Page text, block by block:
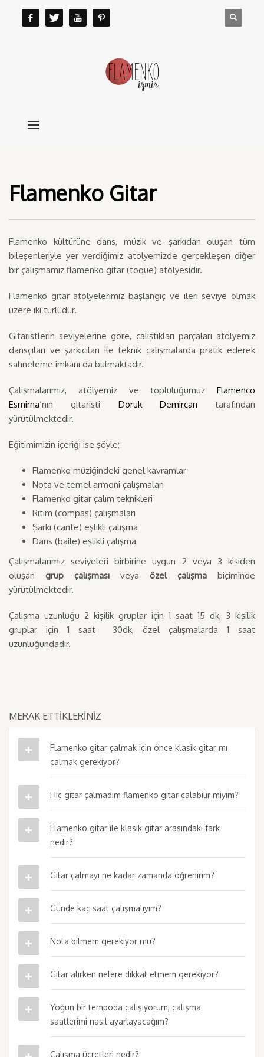
Flamenko Gitar
Flamenko kültürüne dans, müzik ve şarkıdan oluşan tüm
bileşenleriyle yer verdiğimiz atölyemizde gerçekleşen diğer
bir çalışmamız flamenko gitar (toque) atölyesidir.
Flamenko gitar atölyelerimiz başlangıç ve ileri seviye olmak
üzere iki türlüdür.
Gitaristlerin seviyelerine göre, çalıştıkları parçaları atölyemiz
dansçıları ve şarkıcıları ile teknik çalışmalarda pratik ederek
sahneleme imkanı da bulmaktadır.
Çalışmalarımız, atölyemiz ve topluluğumuz Flamenco
Esmirna‘nın gitaristi Doruk Demircan tarafından
yürütülmektedir.
Eğitimimizin içeriği ise şöyle;
Flamenko müziğindeki genel kavramlar
Nota ve temel armoni çalışmaları
Flamenko gitar çalım teknikleri
Ritim (compas) çalışmaları
Şarkı (cante) eşlikli çalışma
Dans (baile) eşlikli çalışma
Çalışmalarımız seviyeleri birbirine uygun 2 veya 3 kişiden
oluşan grup çalışması veya özel çalışma biçiminde
yürütülmektedir.
Çalışma uzunluğu 2 kişilik gruplar için 1 saat 15 dk, 3 kişilik
gruplar için 1 saat 30dk, özel çalışmalarda 1 saat
uzunluğundadır.
MERAK ETTİKLERİNİZ
Flamenko gitar çalmak için önce klasik gitar mı
çalmak gerekiyor?
Hiç gitar çalmadım flamenko gitar çalabilir miyim?
Flamenko gitar ile klasik gitar arasındaki fark
nedir?
Gitar çalmayı ne kadar zamanda öğrenirim?
Günde kaç saat çalışmalıyım?
Nota bilmem gerekiyor mu?
Gitar alırken nelere dikkat etmem gerekiyor?
Yoğun bir tempoda çalışıyorum, çalışma
saatlerimi nasıl ayarlayacağım?
Çalışma ücretleri nedir?